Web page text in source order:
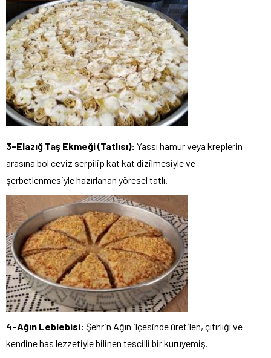
3-Elazığ Taş Ekmeği (Tatlısı): Yassı hamur veya kreplerin
arasına bol ceviz serpilip kat kat dizilmesiyle ve
şerbetlenmesiyle hazırlanan yöresel tatlı.
4-Ağın Leblebisi: Şehrin Ağın ilçesinde üretilen, çıtırlığı ve
kendine has lezzetiyle bilinen tescilli bir kuruyemiş.